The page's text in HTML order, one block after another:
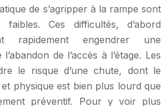
de s’agripper à la rampe sont
Ces difficultés, d’abord
rapidement engendrer une
de l’accès à l’étage. Les
le risque d’une chute, dont le
physique est bien plus lourd que
préventif. Pour y voir plus